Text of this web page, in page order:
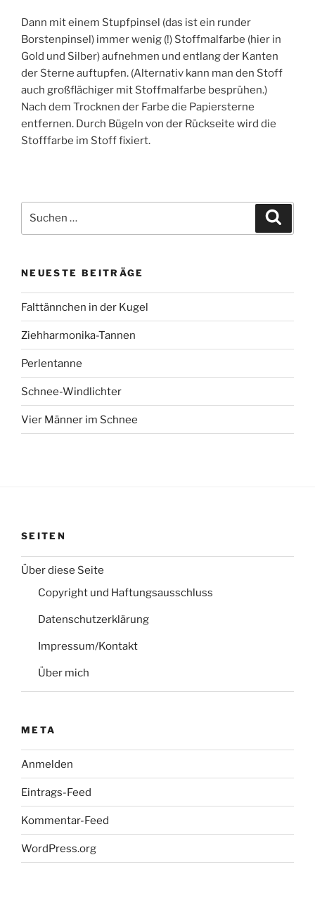
Dann mit einem Stupfpinsel (das ist ein runder
Borstenpinsel) immer wenig (!) Stoffmalfarbe (hier in
Gold und Silber) aufnehmen und entlang der Kanten
der Sterne auftupfen. (Alternativ kann man den Stoff
auch großflächiger mit Stoffmalfarbe besprühen.)
Nach dem Trocknen der Farbe die Papiersterne
entfernen. Durch Bügeln von der Rückseite wird die
Stofffarbe im Stoff fixiert.
nach:
NEUESTE BEITRÄGE
Falttännchen in der Kugel
Ziehharmonika-Tannen
Perlentanne
Schnee-Windlichter
Vier Männer im Schnee
SEITEN
Über diese Seite
Copyright und Haftungsausschluss
Datenschutzerklärung
Impressum/Kontakt
Über mich
META
Anmelden
Eintrags-Feed
Kommentar-Feed
WordPress.org